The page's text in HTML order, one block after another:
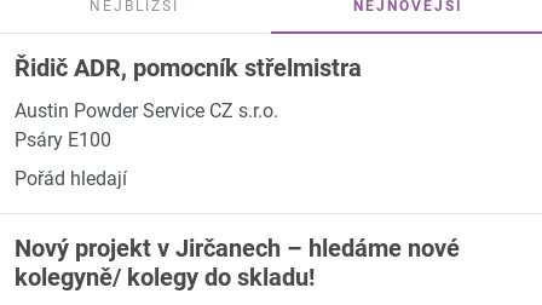
NEJBLIŽŠÍ NEJNOVĚJŠÍ
Řidič ADR, pomocník střelmistra
Austin Powder Service CZ s.r.o.
Psáry E100
Pořád hledají
Nový projekt v Jirčanech – hledáme nové
kolegyně/ kolegy do skladu!